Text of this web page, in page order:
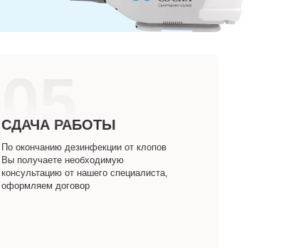
05
СДАЧА РАБОТЫ
По окончанию дезинфекции от клопов
Вы получаете необходимую
консультацию от нашего специалиста,
оформляем договор